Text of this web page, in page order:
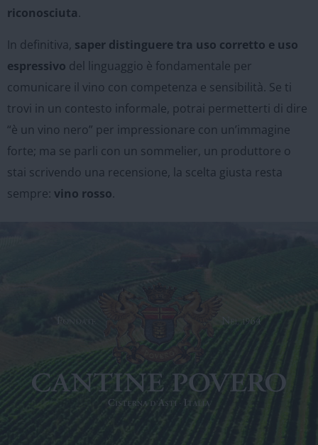
riconosciuta.
In definitiva, saper distinguere tra uso corretto e uso
espressivo del linguaggio è fondamentale per
comunicare il vino con competenza e sensibilità. Se ti
trovi in un contesto informale, potrai permetterti di dire
“è un vino nero” per impressionare con un’immagine
forte; ma se parli con un sommelier, un produttore o
stai scrivendo una recensione, la scelta giusta resta
sempre: vino rosso.